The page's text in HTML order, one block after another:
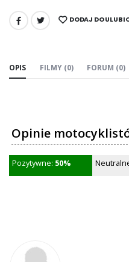
UDOSTĘPNIJ: DODAJ DO
OPIS FILMY (0) FORUM (0)
Opinie
Pozytywne: 50%